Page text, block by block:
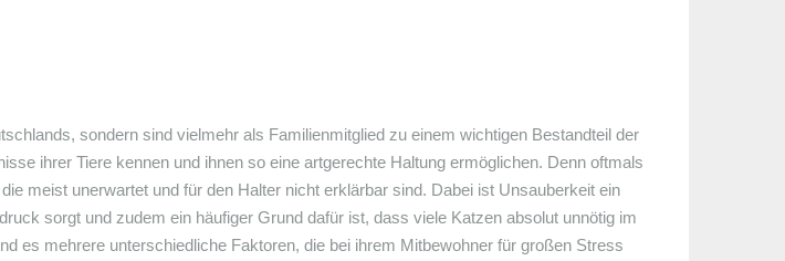
sondern sind vielmehr als Familienmitglied zu einem wichtigen Bestandteil der
ihrer Tiere kennen und ihnen so eine artgerechte Haltung ermöglichen. Denn oftmals
meist unerwartet und für den Halter nicht erklärbar sind. Dabei ist Unsauberkeit ein
sorgt und zudem ein häufiger Grund dafür ist, dass viele Katzen absolut unnötig im
es mehrere unterschiedliche Faktoren, die bei ihrem Mitbewohner für großen Stress